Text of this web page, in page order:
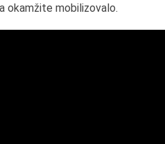
okamžite mobilizovalo.